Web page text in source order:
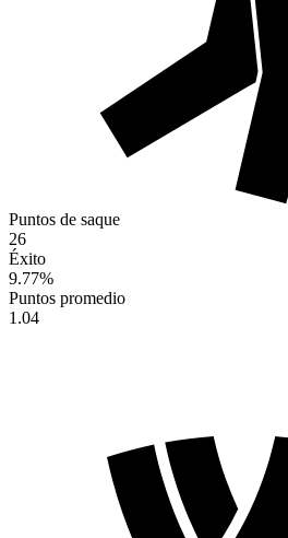
Puntos de saque
26
Éxito
9.77%
Puntos promedio
1.04